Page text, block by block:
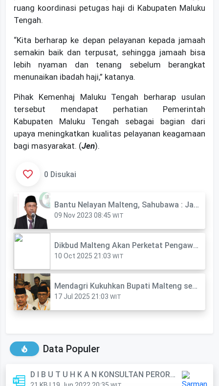
ruang koordinasi petugas haji di Kabupaten Maluku
Tengah.
“Kita berharap ke depan pelayanan kepada jamaah
semakin baik dan terpusat, sehingga jamaah bisa
lebih nyaman dan tenang sebelum berangkat
menunaikan ibadah haji,” katanya.
Pihak Kemenhaj Maluku Tengah berharap usulan
tersebut mendapat perhatian Pemerintah
Kabupaten Maluku Tengah sebagai bagian dari
upaya meningkatkan kualitas pelayanan keagamaan
bagi masyarakat. (Jen).
0 Disukai
Bantu Nelayan Malteng, Sahubawa : Jangan Ada yang Jual Bantuan
09 Nov 2023 08:45 WIT
Dikbud Malteng Akan Perketat Pengawasan Penyaluran Dana PIP
10 Oct 2025 21:03 WIT
Mendagri Kukuhkan Bupati Malteng sebagai Waketum APKASI
17 Jul 2025 21:03 WIT
Data Populer
D I B U T U H K A N KONSULTAN PERORANGAN (Anggota)